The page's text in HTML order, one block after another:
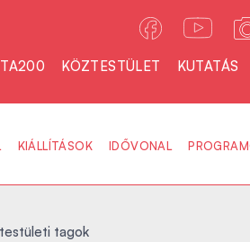
KÖZTESTÜLET KUTATÁS
KIÁLLÍTÁSOK IDŐVONAL
tagok